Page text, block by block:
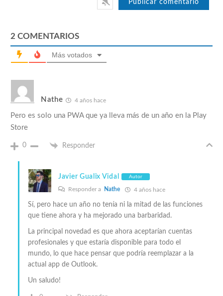
2 COMENTARIOS
Más votados
Nathe 4 años hace
Pero es solo una PWA que ya lleva más de un año en la Play
Store
0 Responder
Javier Gualix Vidal Autor
Responder a Nathe 4 años hace
Sí, pero hace un año no tenía ni la mitad de las funciones
que tiene ahora y ha mejorado una barbaridad.
La principal novedad es que ahora aceptarían cuentas
profesionales y que estaría disponible para todo el
mundo, lo que hace pensar que podría reemplazar a la
actual app de Outlook.
Un saludo!